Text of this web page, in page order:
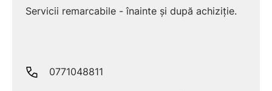
Servicii remarcabile - înainte și după achiziție.
0771048811